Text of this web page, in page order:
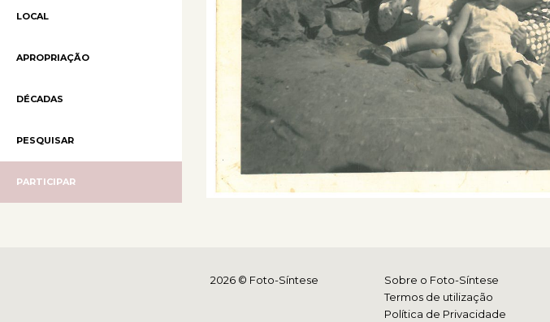
LOCAL
APROPRIAÇÃO
DÉCADAS
PESQUISAR
PARTICIPAR
Sobre o Foto-Síntese
Termos de utilização
Política de Privacidade
2026 © Foto-Síntese